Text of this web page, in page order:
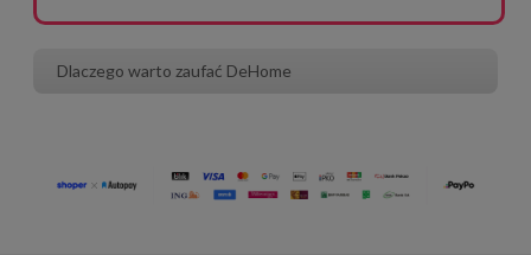
Dlaczego warto zaufać DeHome